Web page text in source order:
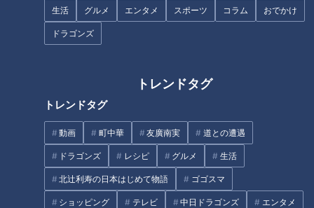
生活 グルメ エンタメ スポーツ コラム おでかけ
ドラゴンズ
トレンドタグ
トレンドタグ
動画 町中華 友廣南実 道との遭遇
ドラゴンズ レシピ グルメ 生活
北辻利寿の日本はじめて物語 ゴゴスマ
ショッピング テレビ 中日ドラゴンズ エンタメ
は？愛知・あま市の“極上塩タ
ン”も調査
スイーツ作り！？
ほぼ三重・大紀町だけ愛されフ
ード『ウニパスタ』をいただき
ます！【愛されフード】
フェで大満足サンド！【愛され
フード】
グルメ チャント！ 加藤愛 愛されフード